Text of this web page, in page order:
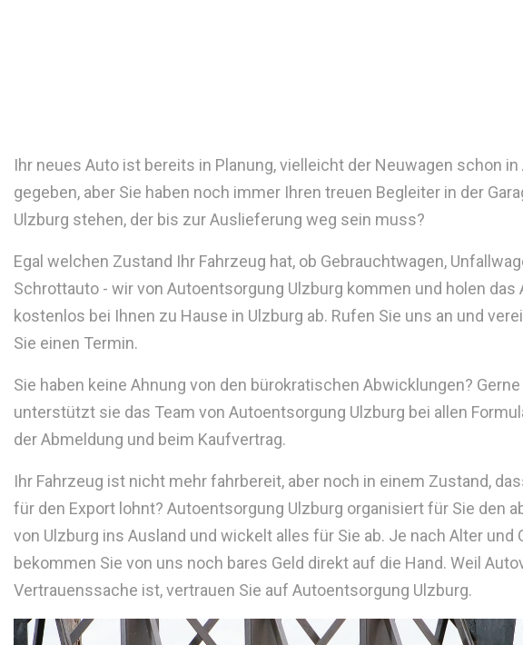
Ihr neues Auto ist bereits in Planung, vielleicht der Neuwagen schon in
gegeben, aber Sie haben noch immer Ihren treuen Begleiter in der
Ulzburg stehen, der bis zur Auslieferung weg sein muss?
Egal welchen Zustand Ihr Fahrzeug hat, ob Gebrauchtwagen,
Schrottauto - wir von Autoentsorgung Ulzburg kommen und holen das
kostenlos bei Ihnen zu Hause in Ulzburg ab. Rufen Sie uns an und
Sie einen Termin.
Sie haben keine Ahnung von den bürokratischen Abwicklungen? Gerne
unterstützt sie das Team von Autoentsorgung Ulzburg bei allen
der Abmeldung und beim Kaufvertrag.
Ihr Fahrzeug ist nicht mehr fahrbereit, aber noch in einem Zustand,
für den Export lohnt? Autoentsorgung Ulzburg organisiert für Sie den
von Ulzburg ins Ausland und wickelt alles für Sie ab. Je nach Alter und
bekommen Sie von uns noch bares Geld direkt auf die Hand. Weil
Vertrauenssache ist, vertrauen Sie auf Autoentsorgung Ulzburg.